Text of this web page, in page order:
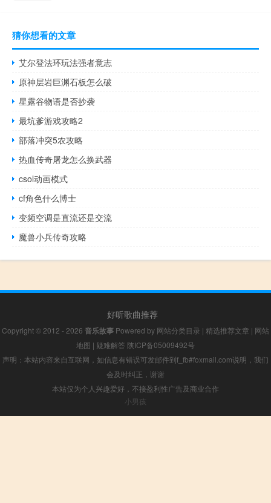
猜你想看的文章
艾尔登法环玩法强者意志
原神层岩巨渊石板怎么破
星露谷物语是否抄袭
最坑爹游戏攻略2
部落冲突5农攻略
热血传奇屠龙怎么换武器
csol动画模式
cf角色什么博士
变频空调是直流还是交流
魔兽小兵传奇攻略
好听歌曲推荐
Copyright © 2012 - 2026 音乐故事 Powered by 网站分类目录 | 精选推荐文章 | 网站
地图 | 疑难解答 陕ICP备05009492号
声明：本站内容来自互联网，如信息有错误可发邮件到f_fb#foxmail.com说明，我们
会及时纠正，谢谢
本站仅为个人兴趣爱好，不接盈利性广告及商业合作
小男孩